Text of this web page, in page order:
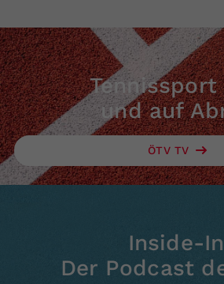
und auf
ÖTV TV
Inside-In
Der Podcast